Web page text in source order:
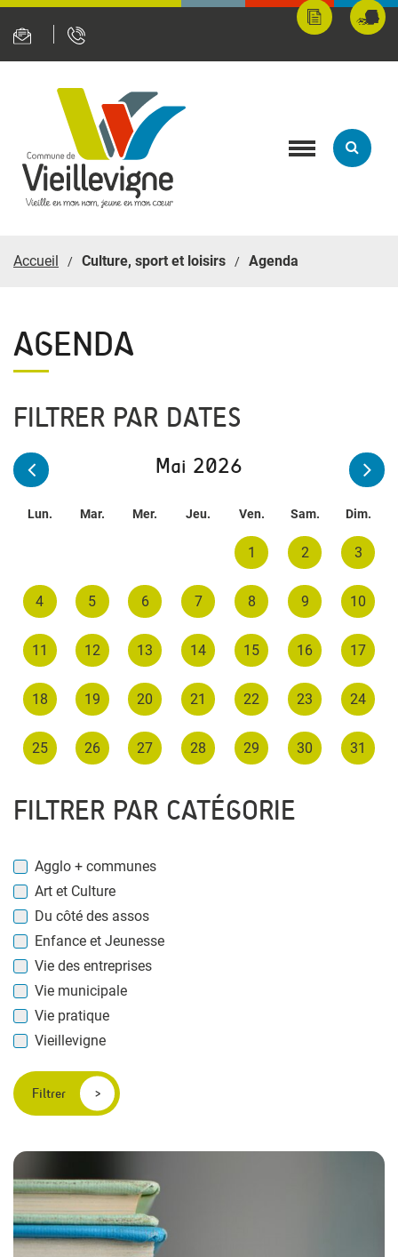
Mes
démarches
Toggle
Accueil Culture, sport et loisirs Agenda
AGENDA
FILTRER PAR DATES
Mai 2026
Lun. Mar. Mer. Jeu. Ven. Sam. Dim.
1 2 3
4 5 6 7 8 9 10
11 12 13 14 15 16 17
18 19 20 21 22 23 24
25 26 27 28 29 30 31
FILTRER PAR CATÉGORIE
Agglo + communes
Art et Culture
Du côté des assos
Enfance et Jeunesse
Vie des entreprises
Vie municipale
Vie pratique
Vieillevigne
Filtrer
Panneau de gestion des cookies